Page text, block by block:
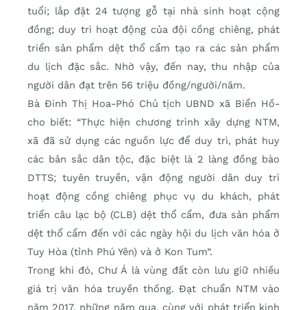
tuổi; lắp đặt 24 tượng gỗ tại nhà sinh hoạt cộng
đồng; duy trì hoạt động của đội cồng chiêng, phát
triển sản phẩm dệt thổ cẩm tạo ra các sản phẩm
du lịch đặc sắc. Nhờ vậy, đến nay, thu nhập của
người dân đạt trên 56 triệu đồng/người/năm.
Bà Đinh Thị Hoa-Phó Chủ tịch UBND xã Biển Hồ-
cho biết: “Thực hiện chương trình xây dựng NTM,
xã đã sử dụng các nguồn lực để duy trì, phát huy
các bản sắc dân tộc, đặc biệt là 2 làng đồng bào
DTTS; tuyên truyền, vận động người dân duy trì
hoạt động cồng chiêng phục vụ du khách, phát
triển câu lạc bộ (CLB) dệt thổ cẩm, đưa sản phẩm
dệt thổ cẩm đến với các ngày hội du lịch văn hóa ở
Tuy Hòa (tỉnh Phú Yên) và ở Kon Tum”.
Trong khi đó, Chư Á là vùng đất còn lưu giữ nhiều
giá trị văn hóa truyền thống. Đạt chuẩn NTM vào
năm 2017, những năm qua, cùng với phát triển kinh